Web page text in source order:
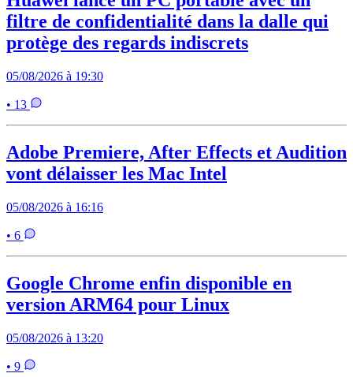
filtre de confidentialité dans la dalle qui
protège des regards indiscrets
05/08/2026 à 19:30
• 13
Adobe Premiere, After Effects et Audition
vont délaisser les Mac Intel
05/08/2026 à 16:16
• 6
Google Chrome enfin disponible en
version ARM64 pour Linux
05/08/2026 à 13:20
• 9